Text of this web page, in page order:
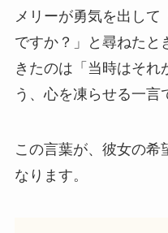
メリーが勇気を出して
ですか？」と尋ねたと
きたのは「当時はそれ
う、心を凍らせる一言
この言葉が、彼女の希
なります。